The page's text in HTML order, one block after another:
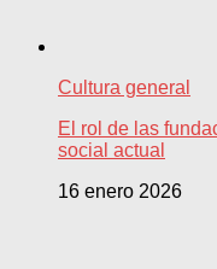
Cultura general
El rol de las
social actual
16 enero 2026